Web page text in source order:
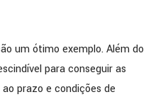
um ótimo exemplo. Além do
para conseguir as
prazo e condições de